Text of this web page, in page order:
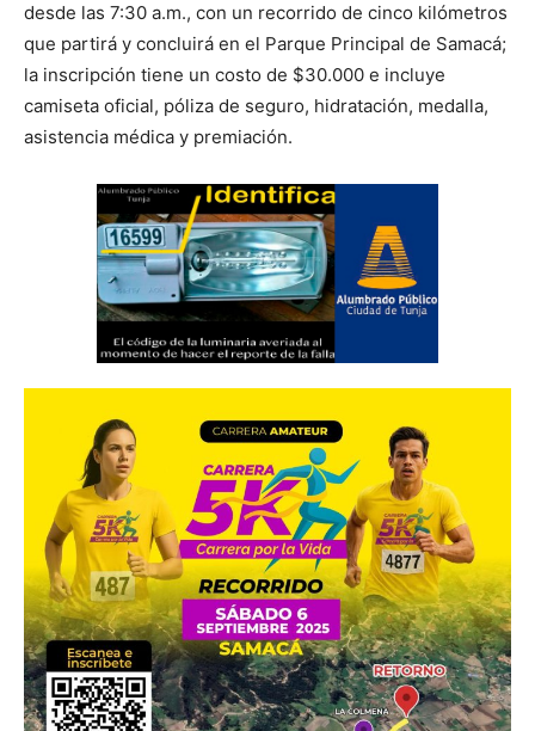
desde las 7:30 a.m., con un recorrido de cinco kilómetros
que partirá y concluirá en el Parque Principal de Samacá;
la inscripción tiene un costo de $30.000 e incluye
camiseta oficial, póliza de seguro, hidratación, medalla,
asistencia médica y premiación.